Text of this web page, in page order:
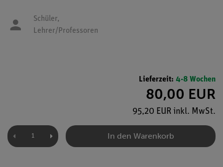
Schüler,
Lehrer/Professoren
Lieferzeit: 4-8 Wochen
80,00 EUR
95,20 EUR inkl. MwSt.
In den Warenkorb